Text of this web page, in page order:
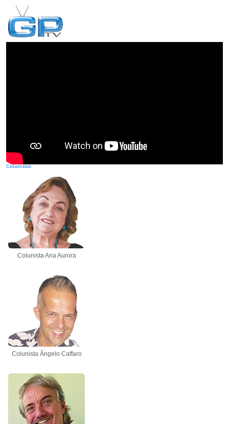
Colunistas
Colunista Ana Aurora
Colunista Ângelo Caffaro